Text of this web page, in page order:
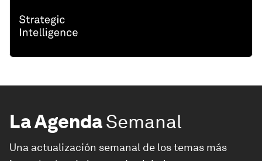
La AgendaSemanal
Una actualización semanal de los temas más